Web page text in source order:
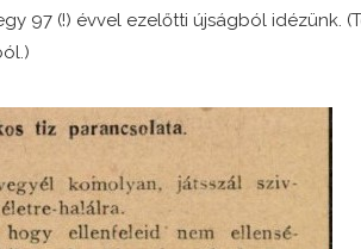
97 (!) évvel ezelőtti újságból idézünk.